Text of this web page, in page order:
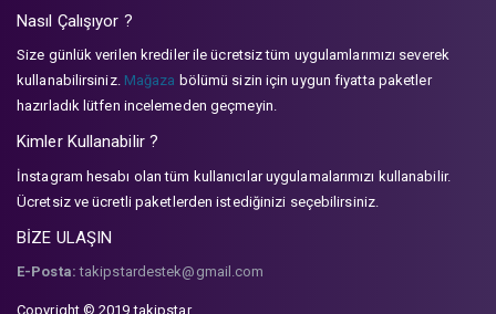
Nasıl Çalışıyor ?
Size günlük verilen krediler ile ücretsiz tüm uygulamlarımızı severek
kullanabilirsiniz. Mağaza bölümü sizin için uygun fiyatta paketler
hazırladık lütfen incelemeden geçmeyin.
Kimler Kullanabilir ?
İnstagram hesabı olan tüm kullanıcılar uygulamalarımızı kullanabilir.
Ücretsiz ve ücretli paketlerden istediğinizi seçebilirsiniz.
BİZE ULAŞIN
E-Posta: takipstardestek@gmail.com
Copyright © 2019 takipstar.